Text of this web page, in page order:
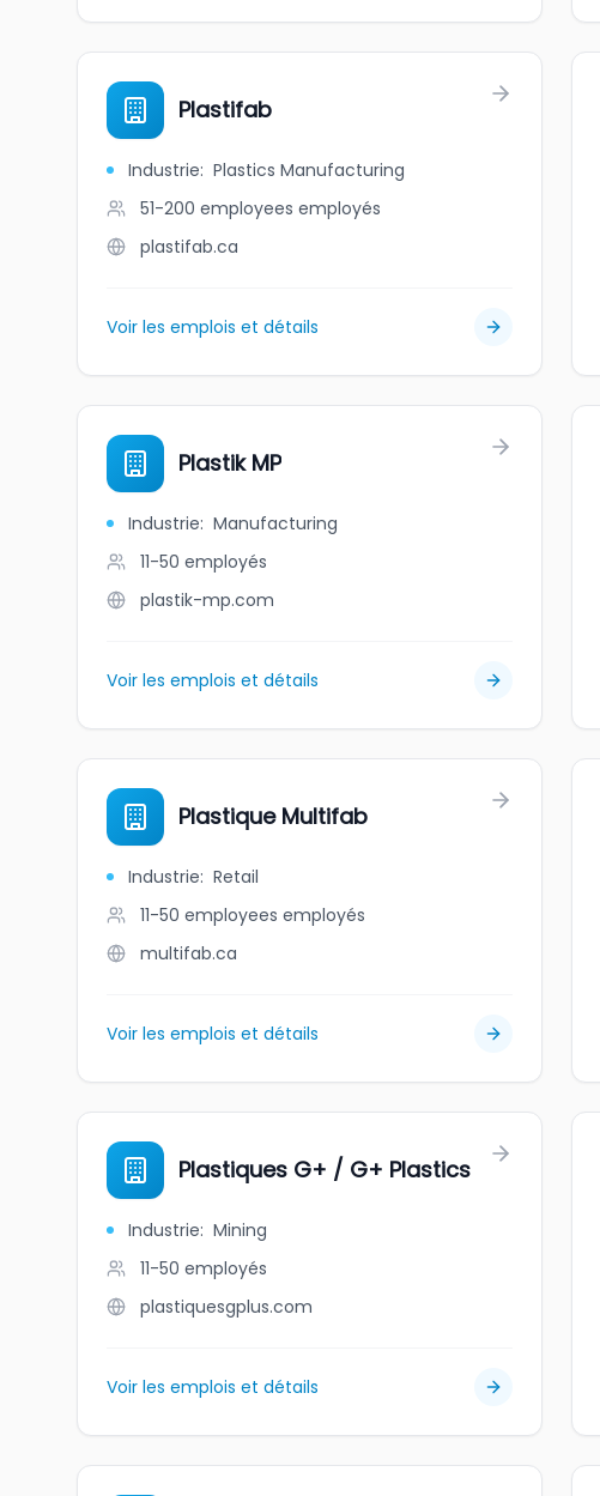
Plastifab
Industrie: Plastics Manufacturing
51-200 employees employés
plastifab.ca
Voir les emplois et détails
Plastik MP
Industrie: Manufacturing
11-50 employés
plastik-mp.com
Voir les emplois et détails
Plastique Multifab
Industrie: Retail
11-50 employees employés
multifab.ca
Voir les emplois et détails
Plastiques G+ / G+ Plastics
Industrie: Mining
11-50 employés
plastiquesgplus.com
Voir les emplois et détails